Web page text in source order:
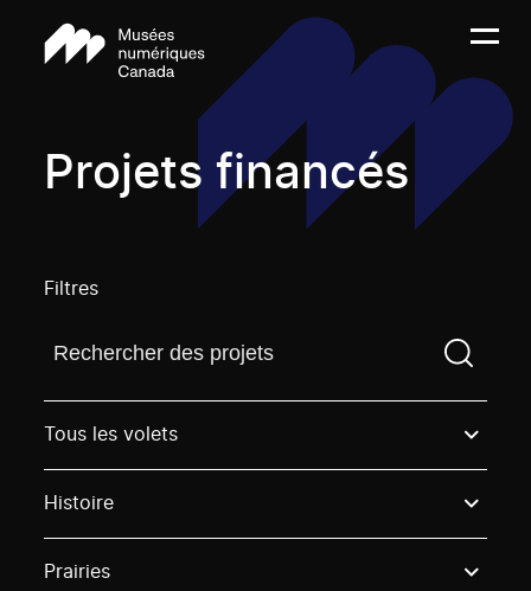
Projets financés
Filtres
Trouvez un projetVous devez saisir un terme de
Tous les volets
Histoire
Prairies